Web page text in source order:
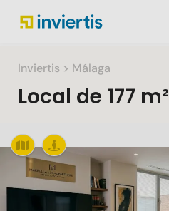
Inviertis > Málaga
Local de 177 m²